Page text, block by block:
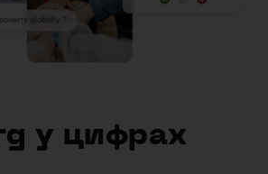
у цифрах